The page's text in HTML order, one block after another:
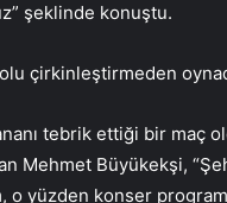
şeklinde konuştu.
çirkinleştirmeden
tebrik ettiği bir maç
Mehmet Büyükekşi,
yüzden konser